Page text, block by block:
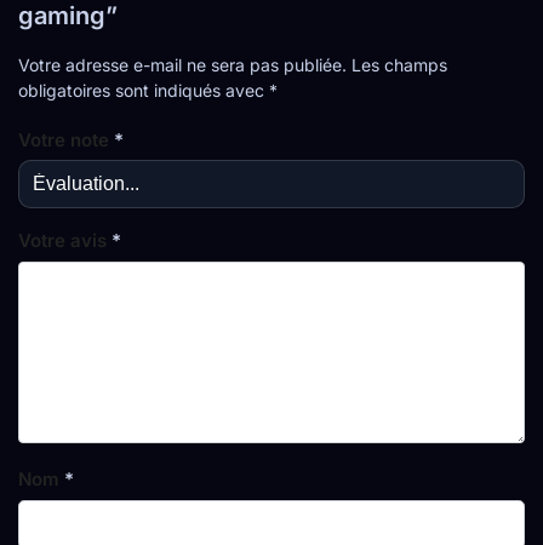
gaming”
Votre adresse e-mail ne sera pas publiée. Les champs
obligatoires sont indiqués avec *
Votre note *
Votre avis *
Nom *